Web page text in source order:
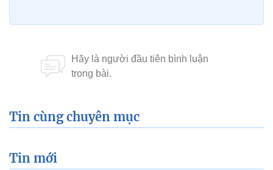
Tin cùng chuyên mục
Tin mới